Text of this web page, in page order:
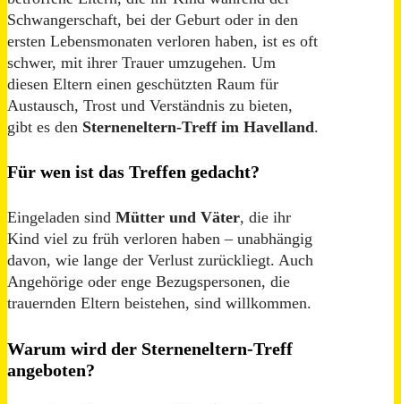
Schwangerschaft, bei der Geburt oder in den
ersten Lebensmonaten verloren haben, ist es oft
schwer, mit ihrer Trauer umzugehen. Um
diesen Eltern einen geschützten Raum für
Austausch, Trost und Verständnis zu bieten,
gibt es den Sterneneltern-Treff im Havelland.
Für wen ist das Treffen gedacht?
Eingeladen sind Mütter und Väter, die ihr
Kind viel zu früh verloren haben – unabhängig
davon, wie lange der Verlust zurückliegt. Auch
Angehörige oder enge Bezugspersonen, die
trauernden Eltern beistehen, sind willkommen.
Warum wird der Sterneneltern-Treff
angeboten?